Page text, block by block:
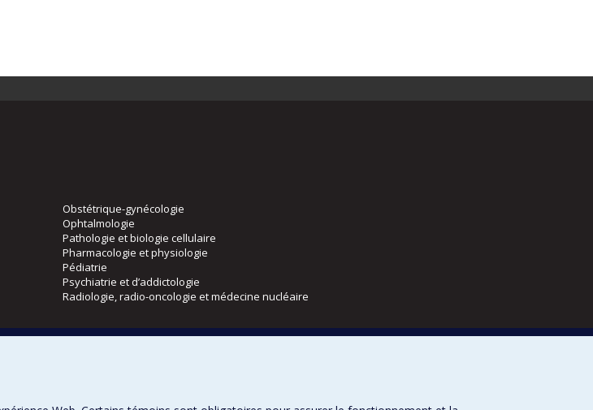
Obstétrique-gynécologie
Ophtalmologie
Pathologie et biologie cellulaire
Pharmacologie et physiologie
Pédiatrie
Psychiatrie et d’addictologie
Radiologie, radio-oncologie et médecine nucléaire